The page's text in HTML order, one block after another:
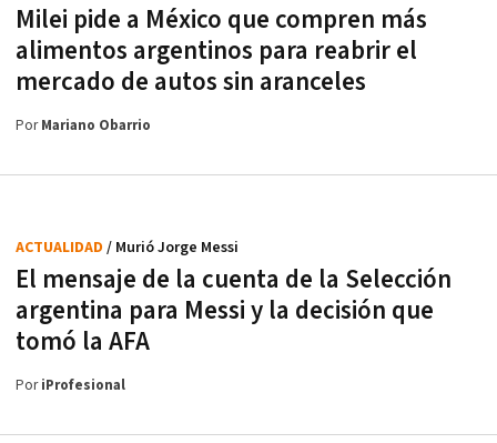
Milei pide a México que compren más
alimentos argentinos para reabrir el
mercado de autos sin aranceles
PorMariano Obarrio
El mensaje de la cuenta de la Selección
argentina para Messi y la decisión que
tomó la AFA
ACTUALIDAD / Murió Jorge Messi
PoriProfesional